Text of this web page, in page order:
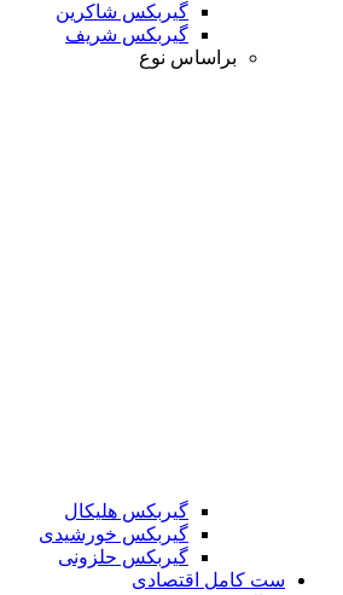
گیربکس شاکرین
گیربکس شریف
براساس نوع
گیربکس هلیکال
گیربکس خورشیدی
گیربکس حلزونی
ست کامل اقتصادی